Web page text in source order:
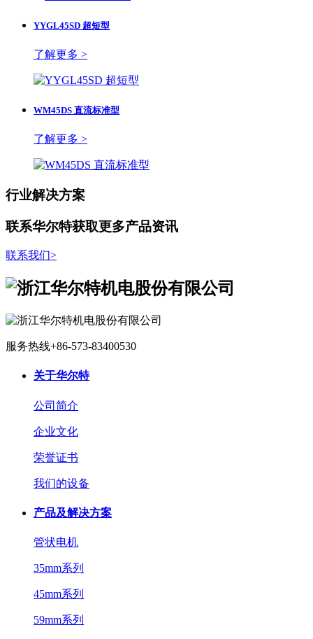
YYGL45SD 超短型
了解更多 >
WM45DS 直流标准型
了解更多 >
行业解决方案
联系华尔特获取更多产品资讯
联系我们>
服务热线+86-573-83400530
关于华尔特
公司简介
企业文化
荣誉证书
我们的设备
产品及解决方案
管状电机
35mm系列
45mm系列
59mm系列